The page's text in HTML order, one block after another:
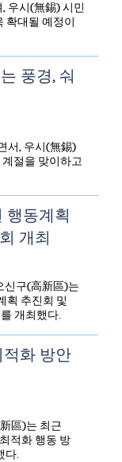
우시(無錫) 시민
확대될 예정이
풍경, 숴
서, 우시(無錫)
절을 맞이하고
행동계획
개최
신구(高新區)는
획 추진회 및
개최했다.
화 방안
區)는 최근
적화 행동 방
다.